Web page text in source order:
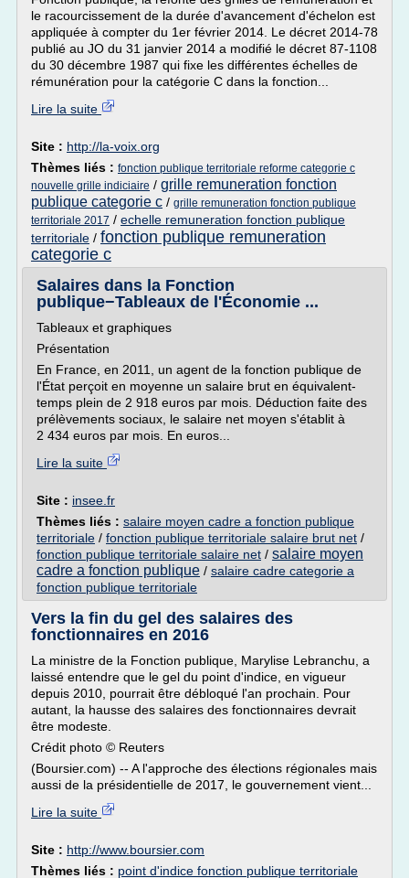
le racourcissement de la durée d'avancement d'échelon est
appliquée à compter du 1er février 2014. Le décret 2014-78
publié au JO du 31 janvier 2014 a modifié le décret 87-1108
du 30 décembre 1987 qui fixe les différentes échelles de
rémunération pour la catégorie C dans la fonction...
Lire la suite
Site : http://la-voix.org
Thèmes liés : fonction publique territoriale reforme categorie c
nouvelle grille indiciaire / grille remuneration fonction
publique categorie c / grille remuneration fonction publique
territoriale 2017 / echelle remuneration fonction publique
territoriale / fonction publique remuneration
categorie c
Salaires dans la Fonction
publique−Tableaux de l'Économie ...
Tableaux et graphiques
Présentation
En France, en 2011, un agent de la fonction publique de
l'État perçoit en moyenne un salaire brut en équivalent-
temps plein de 2 918 euros par mois. Déduction faite des
prélèvements sociaux, le salaire net moyen s'établit à
2 434 euros par mois. En euros...
Lire la suite
Site : insee.fr
Thèmes liés : salaire moyen cadre a fonction publique
territoriale / fonction publique territoriale salaire brut net /
fonction publique territoriale salaire net / salaire moyen
cadre a fonction publique / salaire cadre categorie a
fonction publique territoriale
Vers la fin du gel des salaires des
fonctionnaires en 2016
La ministre de la Fonction publique, Marylise Lebranchu, a
laissé entendre que le gel du point d'indice, en vigueur
depuis 2010, pourrait être débloqué l'an prochain. Pour
autant, la hausse des salaires des fonctionnaires devrait
être modeste.
Crédit photo © Reuters
(Boursier.com) -- A l'approche des élections régionales mais
aussi de la présidentielle de 2017, le gouvernement vient...
Lire la suite
Site : http://www.boursier.com
Thèmes liés : point d'indice fonction publique territoriale